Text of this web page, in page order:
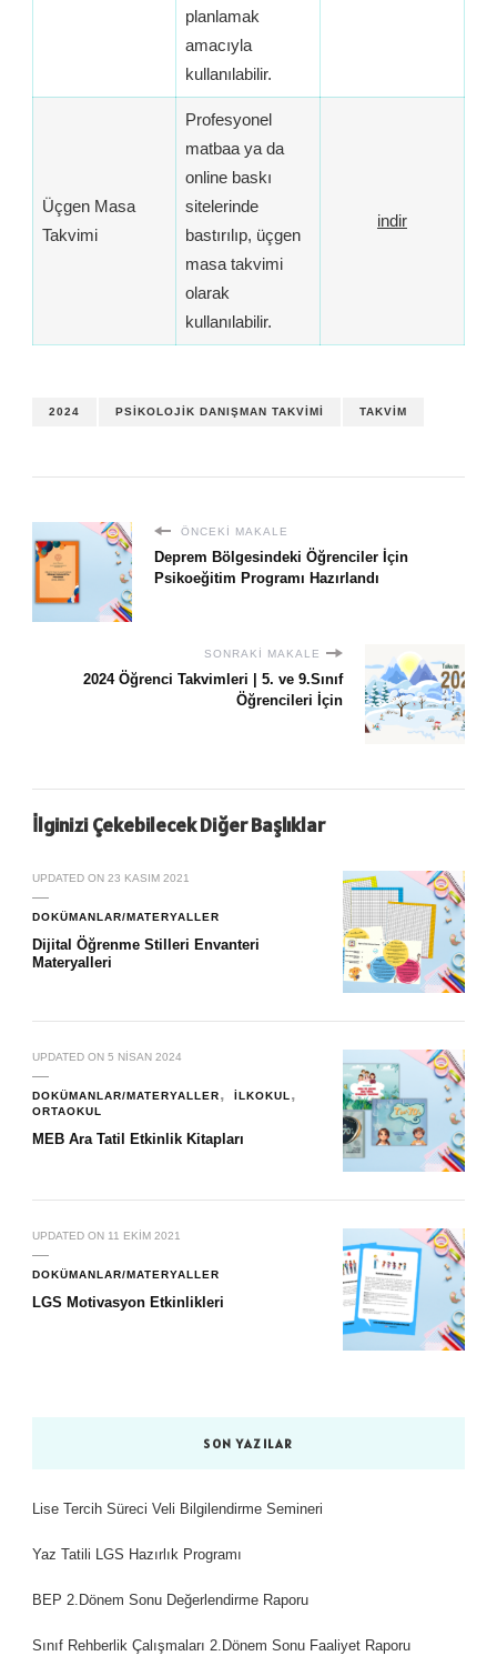
planlamak
amacıyla
kullanılabilir.
Üçgen Masa
Takvimi
Profesyonel
matbaa ya da
online baskı
sitelerinde
bastırılıp, üçgen
masa takvimi
olarak
kullanılabilir.
indir
2024 PSIKOLOJIK DANIŞMAN TAKVIMI TAKVIM
ÖNCEKI MAKALE
Deprem Bölgesindeki Öğrenciler İçin
Psikoeğitim Programı Hazırlandı
SONRAKI MAKALE
2024 Öğrenci Takvimleri | 5. ve 9.Sınıf
Öğrencileri İçin
İlginizi Çekebilecek Diğer Başlıklar
UPDATED ON 23 KASIM 2021
DOKÜMANLAR/MATERYALLER
Dijital Öğrenme Stilleri Envanteri
Materyalleri
UPDATED ON 5 NISAN 2024
DOKÜMANLAR/MATERYALLER
İLKOKUL
ORTAOKUL
MEB Ara Tatil Etkinlik Kitapları
UPDATED ON 11 EKIM 2021
DOKÜMANLAR/MATERYALLER
LGS Motivasyon Etkinlikleri
SON YAZILAR
Lise Tercih Süreci Veli Bilgilendirme Semineri
Yaz Tatili LGS Hazırlık Programı
BEP 2.Dönem Sonu Değerlendirme Raporu
Sınıf Rehberlik Çalışmaları 2.Dönem Sonu Faaliyet Raporu